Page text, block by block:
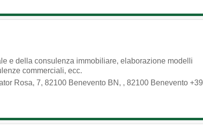
e della consulenza immobiliare, elaborazione modelli
commerciali, ecc.
Rosa, 7, 82100 Benevento BN, , 82100 Benevento +39